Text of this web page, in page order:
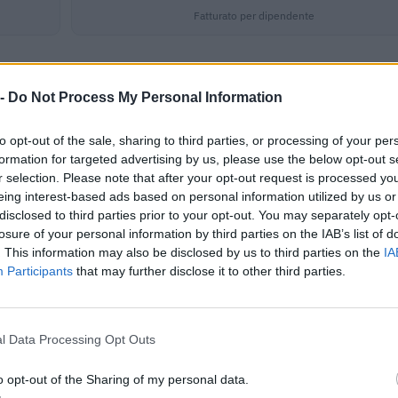
Do Not Process My Personal Information
opt-out of the sale, sharing to third parties, or processing of your
for targeted advertising by us, please use the below opt-out
selection. Please note that after your opt-out request is processed
interest-based ads based on personal information utilized by us
to third parties prior to your opt-out. You may separately
of your personal information by third parties on the IAB’s list of
This information may also be disclosed by us to third parties on the
Participants that may further disclose it to other third parties.
Data Processing Opt Outs
opt-out of the Sharing of my personal data.
Fatturato per dipendente
un importo complessivo di 131.835 euro (dati 2011–2011).
IMPORTO AGGIUDICATO
65.917 euro
65.917 euro